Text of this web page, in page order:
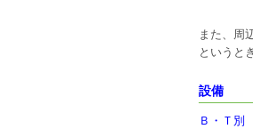
また、周
というと
設備
Ｂ・Ｔ